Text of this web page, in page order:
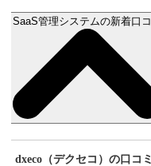
SaaS管理システムの新着口コミ
dxeco（デクセコ）の口コミ